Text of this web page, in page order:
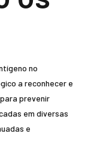
no
a reconhecer e
prevenir
em diversas
e